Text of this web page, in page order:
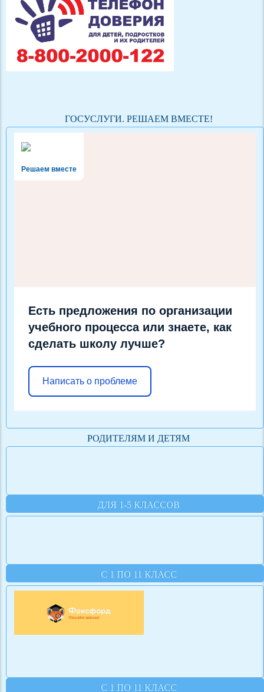
ГОСУСЛУГИ. РЕШАЕМ ВМЕСТЕ!
Решаем вместе
Есть предложения по организации
учебного процесса или знаете, как
сделать школу лучше?
Написать о проблеме
РОДИТЕЛЯМ И ДЕТЯМ
ДЛЯ 1-5 КЛАССОВ
С 1 ПО 11 КЛАСС
С 1 ПО 11 КЛАСС